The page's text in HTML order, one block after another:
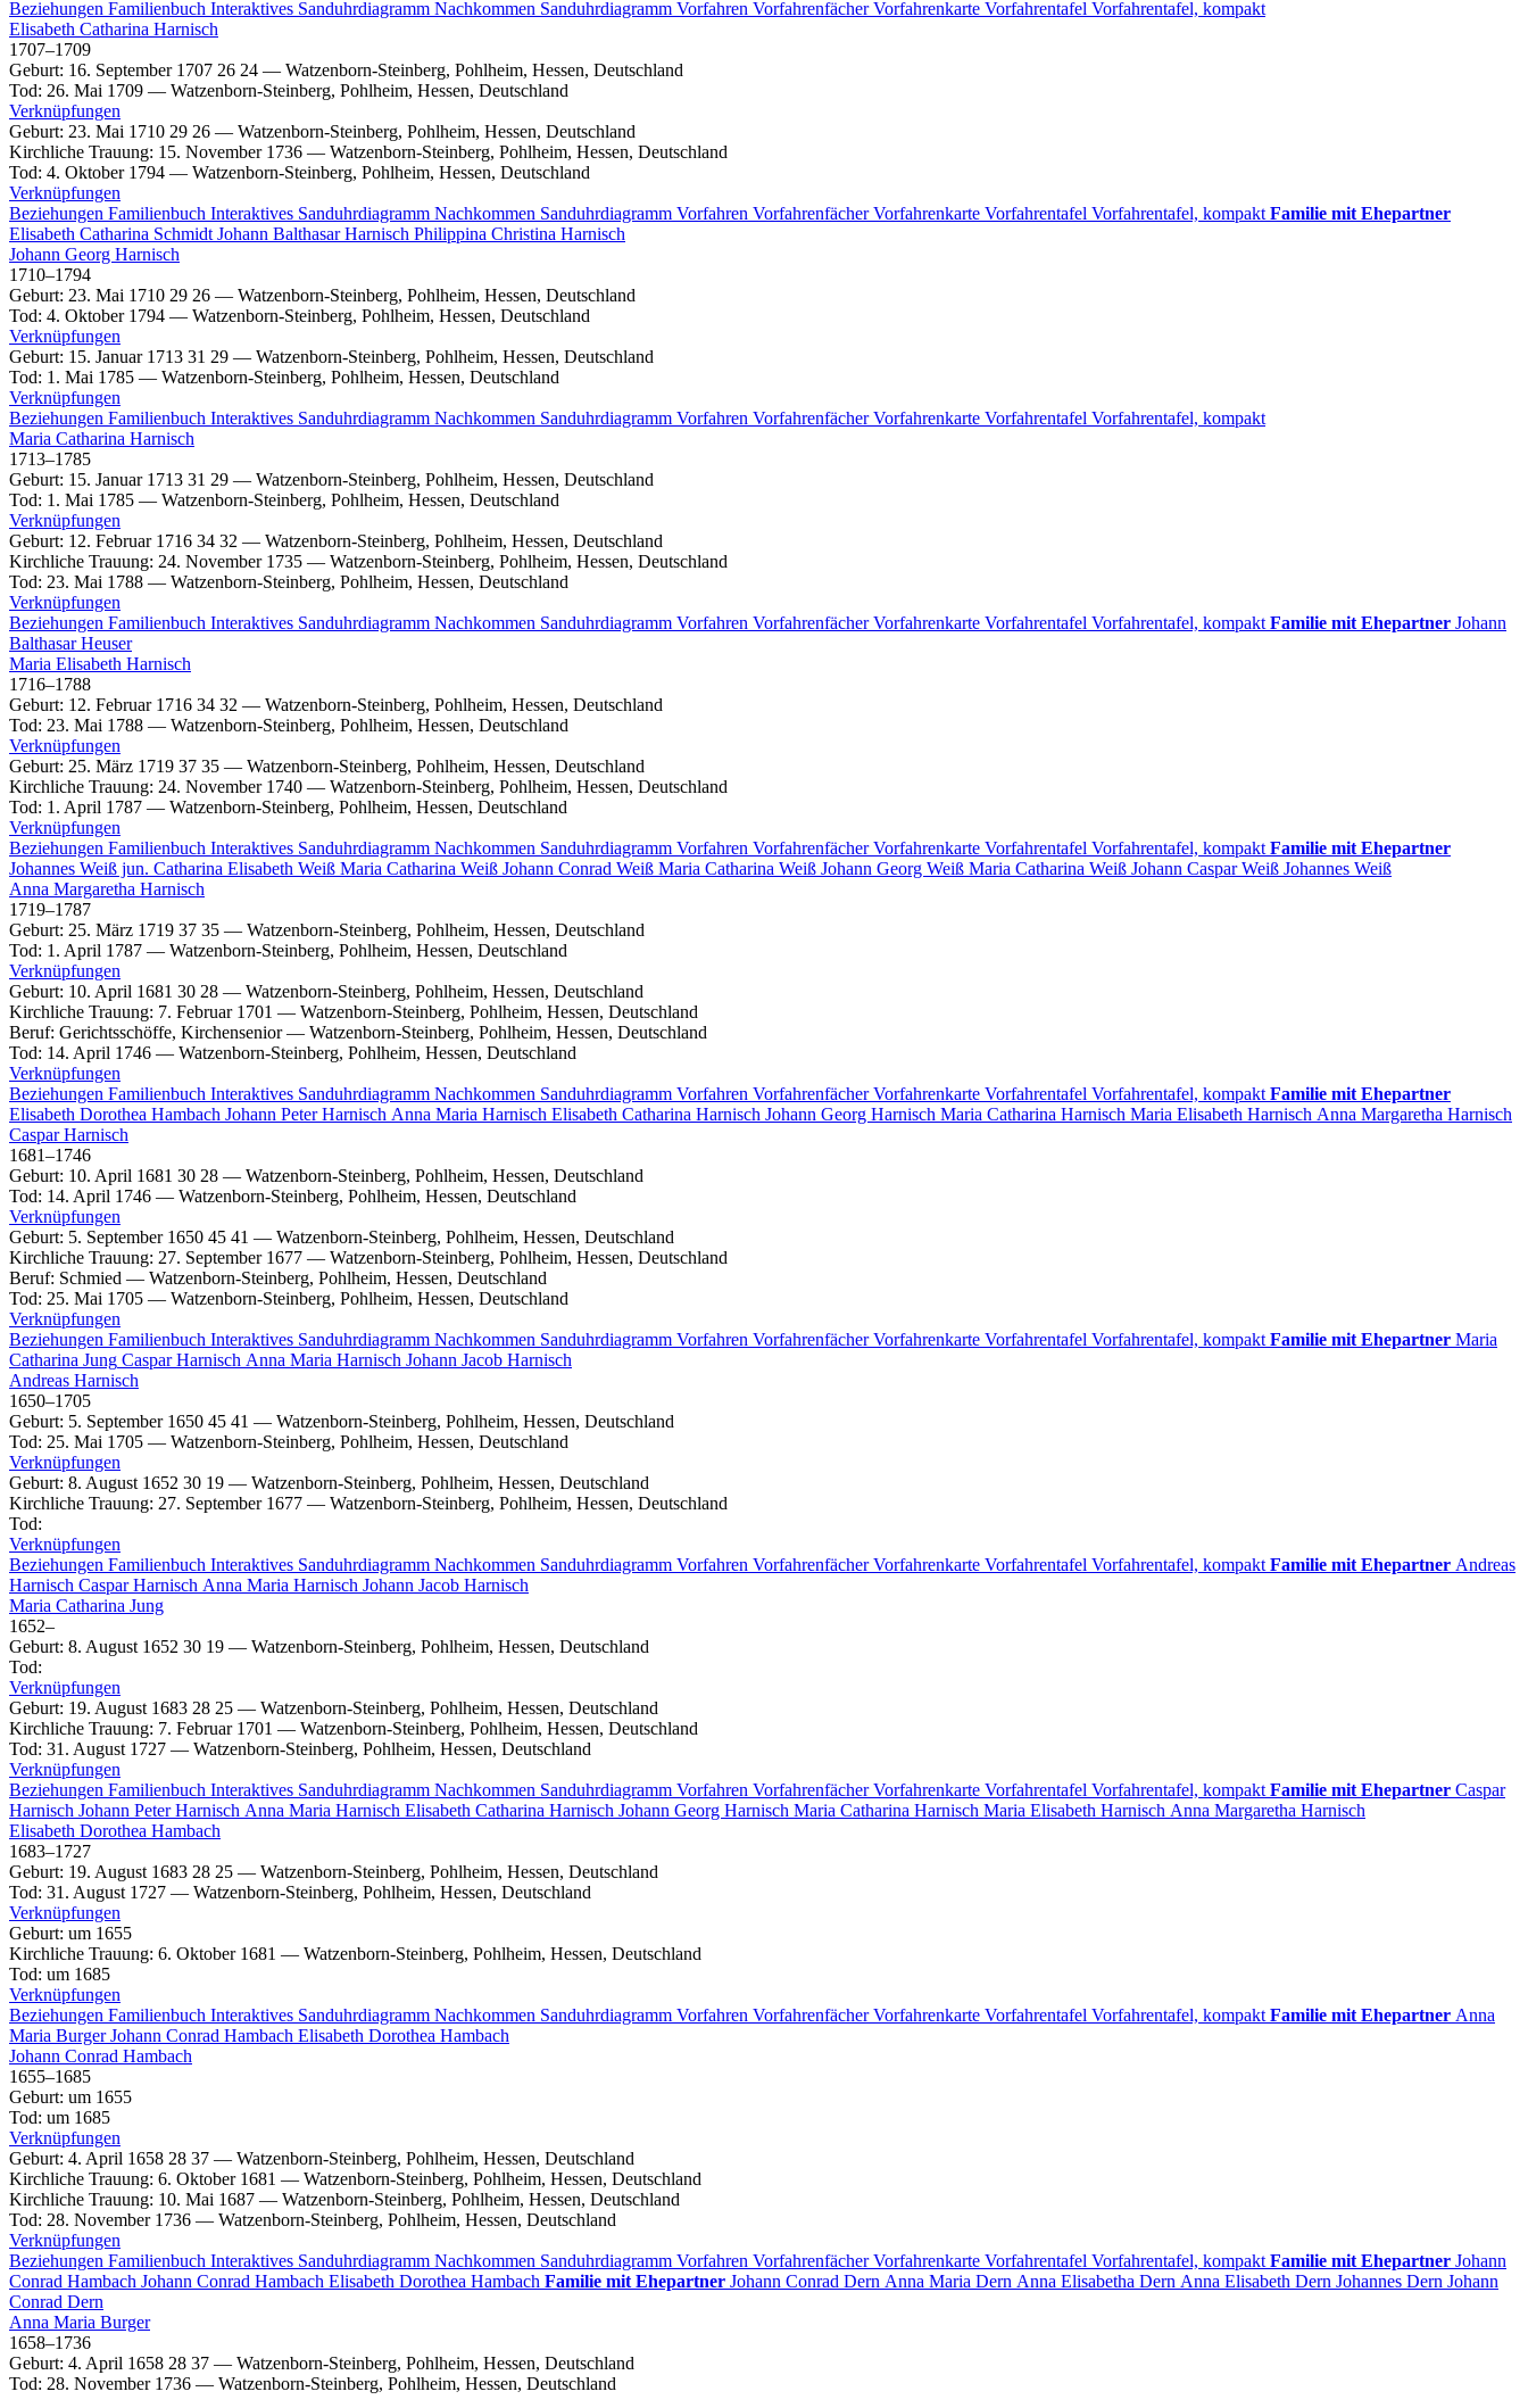
Beziehungen Familienbuch Interaktives Sanduhrdiagramm Nachkommen Sanduhrdiagramm Vorfahren VorfahrenfächerVorfahrenkarte Vorfahrentafel Vorfahrentafel, kompakt
Elisabeth Catharina Harnisch
1707–1709
Geburt: 16. September 1707 26 24 — Watzenborn-Steinberg, Pohlheim, Hessen, Deutschland
Tod: 26. Mai 1709 — Watzenborn-Steinberg, Pohlheim, Hessen, Deutschland
Verknüpfungen
Geburt: 23. Mai 1710 29 26 — Watzenborn-Steinberg, Pohlheim, Hessen, Deutschland
Kirchliche Trauung: 15. November 1736 — Watzenborn-Steinberg, Pohlheim, Hessen, Deutschland
Tod: 4. Oktober 1794 — Watzenborn-Steinberg, Pohlheim, Hessen, Deutschland
Verknüpfungen
Beziehungen Familienbuch Interaktives Sanduhrdiagramm Nachkommen Sanduhrdiagramm Vorfahren VorfahrenfächerVorfahrenkarte Vorfahrentafel Vorfahrentafel, kompakt Familie mit Ehepartner
Elisabeth Catharina Schmidt Johann BalthasarHarnisch Philippina Christina Harnisch
Johann Georg Harnisch
1710–1794
Geburt: 23. Mai 1710 29 26 — Watzenborn-Steinberg, Pohlheim, Hessen, Deutschland
Tod: 4. Oktober 1794 — Watzenborn-Steinberg, Pohlheim, Hessen, Deutschland
Verknüpfungen
Geburt: 15. Januar 1713 31 29 — Watzenborn-Steinberg, Pohlheim, Hessen, Deutschland
Tod: 1. Mai 1785 — Watzenborn-Steinberg, Pohlheim, Hessen, Deutschland
Verknüpfungen
Beziehungen Familienbuch Interaktives Sanduhrdiagramm Nachkommen Sanduhrdiagramm Vorfahren VorfahrenfächerVorfahrenkarte Vorfahrentafel Vorfahrentafel, kompakt
Maria Catharina Harnisch
1713–1785
Geburt: 15. Januar 1713 31 29 — Watzenborn-Steinberg, Pohlheim, Hessen, Deutschland
Tod: 1. Mai 1785 — Watzenborn-Steinberg, Pohlheim, Hessen, Deutschland
Verknüpfungen
Geburt: 12. Februar 1716 34 32 — Watzenborn-Steinberg, Pohlheim, Hessen, Deutschland
Kirchliche Trauung: 24. November 1735 — Watzenborn-Steinberg, Pohlheim, Hessen, Deutschland
Tod: 23. Mai 1788 — Watzenborn-Steinberg, Pohlheim, Hessen, Deutschland
Verknüpfungen
Beziehungen Familienbuch Interaktives Sanduhrdiagramm Nachkommen Sanduhrdiagramm Vorfahren VorfahrenfächerVorfahrenkarte Vorfahrentafel Vorfahrentafel, kompakt Familie mit Ehepartner Johann
BalthasarHeuser
Maria Elisabeth Harnisch
1716–1788
Geburt: 12. Februar 1716 34 32 — Watzenborn-Steinberg, Pohlheim, Hessen, Deutschland
Tod: 23. Mai 1788 — Watzenborn-Steinberg, Pohlheim, Hessen, Deutschland
Verknüpfungen
Geburt: 25. März 1719 37 35 — Watzenborn-Steinberg, Pohlheim, Hessen, Deutschland
Kirchliche Trauung: 24. November 1740 — Watzenborn-Steinberg, Pohlheim, Hessen, Deutschland
Tod: 1. April 1787 — Watzenborn-Steinberg, Pohlheim, Hessen, Deutschland
Verknüpfungen
Beziehungen Familienbuch Interaktives Sanduhrdiagramm Nachkommen Sanduhrdiagramm Vorfahren VorfahrenfächerVorfahrenkarte Vorfahrentafel Vorfahrentafel, kompakt Familie mit Ehepartner
Johannes Weiß jun. Catharina Elisabeth Weiß Maria Catharina Weiß Johann Conrad Weiß Maria Catharina Weiß Johann Georg Weiß Maria Catharina Weiß Johann CasparWeiß Johannes Weiß
Anna Margaretha Harnisch
1719–1787
Geburt: 25. März 1719 37 35 — Watzenborn-Steinberg, Pohlheim, Hessen, Deutschland
Tod: 1. April 1787 — Watzenborn-Steinberg, Pohlheim, Hessen, Deutschland
Verknüpfungen
Geburt: 10. April 1681 30 28 — Watzenborn-Steinberg, Pohlheim, Hessen, Deutschland
Kirchliche Trauung: 7. Februar 1701 — Watzenborn-Steinberg, Pohlheim, Hessen, Deutschland
Beruf: Gerichtsschöffe, Kirchensenior— Watzenborn-Steinberg, Pohlheim, Hessen, Deutschland
Tod: 14. April 1746 — Watzenborn-Steinberg, Pohlheim, Hessen, Deutschland
Verknüpfungen
Beziehungen Familienbuch Interaktives Sanduhrdiagramm Nachkommen Sanduhrdiagramm Vorfahren VorfahrenfächerVorfahrenkarte Vorfahrentafel Vorfahrentafel, kompakt Familie mit Ehepartner
Elisabeth Dorothea Hambach Johann PeterHarnisch Anna Maria Harnisch Elisabeth Catharina Harnisch Johann Georg Harnisch Maria Catharina Harnisch Maria Elisabeth Harnisch Anna Margaretha Harnisch
CasparHarnisch
1681–1746
Geburt: 10. April 1681 30 28 — Watzenborn-Steinberg, Pohlheim, Hessen, Deutschland
Tod: 14. April 1746 — Watzenborn-Steinberg, Pohlheim, Hessen, Deutschland
Verknüpfungen
Geburt: 5. September 1650 45 41 — Watzenborn-Steinberg, Pohlheim, Hessen, Deutschland
Kirchliche Trauung: 27. September 1677 — Watzenborn-Steinberg, Pohlheim, Hessen, Deutschland
Beruf: Schmied — Watzenborn-Steinberg, Pohlheim, Hessen, Deutschland
Tod: 25. Mai 1705 — Watzenborn-Steinberg, Pohlheim, Hessen, Deutschland
Verknüpfungen
Beziehungen Familienbuch Interaktives Sanduhrdiagramm Nachkommen Sanduhrdiagramm Vorfahren VorfahrenfächerVorfahrenkarte Vorfahrentafel Vorfahrentafel, kompakt Familie mit Ehepartner Maria
Catharina Jung CasparHarnisch Anna Maria Harnisch Johann Jacob Harnisch
Andreas Harnisch
1650–1705
Geburt: 5. September 1650 45 41 — Watzenborn-Steinberg, Pohlheim, Hessen, Deutschland
Tod: 25. Mai 1705 — Watzenborn-Steinberg, Pohlheim, Hessen, Deutschland
Verknüpfungen
Geburt: 8. August 1652 30 19 — Watzenborn-Steinberg, Pohlheim, Hessen, Deutschland
Kirchliche Trauung: 27. September 1677 — Watzenborn-Steinberg, Pohlheim, Hessen, Deutschland
Tod:
Verknüpfungen
Beziehungen Familienbuch Interaktives Sanduhrdiagramm Nachkommen Sanduhrdiagramm Vorfahren VorfahrenfächerVorfahrenkarte Vorfahrentafel Vorfahrentafel, kompakt Familie mit Ehepartner Andreas
Harnisch CasparHarnisch Anna Maria Harnisch Johann Jacob Harnisch
Maria Catharina Jung
1652–
Geburt: 8. August 1652 30 19 — Watzenborn-Steinberg, Pohlheim, Hessen, Deutschland
Tod:
Verknüpfungen
Geburt: 19. August 1683 28 25 — Watzenborn-Steinberg, Pohlheim, Hessen, Deutschland
Kirchliche Trauung: 7. Februar 1701 — Watzenborn-Steinberg, Pohlheim, Hessen, Deutschland
Tod: 31. August 1727 — Watzenborn-Steinberg, Pohlheim, Hessen, Deutschland
Verknüpfungen
Beziehungen Familienbuch Interaktives Sanduhrdiagramm Nachkommen Sanduhrdiagramm Vorfahren VorfahrenfächerVorfahrenkarte Vorfahrentafel Vorfahrentafel, kompakt Familie mit Ehepartner Caspar
Harnisch Johann PeterHarnisch Anna Maria Harnisch Elisabeth Catharina Harnisch Johann Georg Harnisch Maria Catharina Harnisch Maria Elisabeth Harnisch Anna Margaretha Harnisch
Elisabeth Dorothea Hambach
1683–1727
Geburt: 19. August 1683 28 25 — Watzenborn-Steinberg, Pohlheim, Hessen, Deutschland
Tod: 31. August 1727 — Watzenborn-Steinberg, Pohlheim, Hessen, Deutschland
Verknüpfungen
Geburt: um 1655
Kirchliche Trauung: 6. Oktober 1681 — Watzenborn-Steinberg, Pohlheim, Hessen, Deutschland
Tod: um 1685
Verknüpfungen
Beziehungen Familienbuch Interaktives Sanduhrdiagramm Nachkommen Sanduhrdiagramm Vorfahren VorfahrenfächerVorfahrenkarte Vorfahrentafel Vorfahrentafel, kompakt Familie mit Ehepartner Anna
Maria Burger Johann Conrad Hambach Elisabeth Dorothea Hambach
Johann Conrad Hambach
1655–1685
Geburt: um 1655
Tod: um 1685
Verknüpfungen
Geburt: 4. April 1658 28 37 — Watzenborn-Steinberg, Pohlheim, Hessen, Deutschland
Kirchliche Trauung: 6. Oktober 1681 — Watzenborn-Steinberg, Pohlheim, Hessen, Deutschland
Kirchliche Trauung: 10. Mai 1687 — Watzenborn-Steinberg, Pohlheim, Hessen, Deutschland
Tod: 28. November 1736 — Watzenborn-Steinberg, Pohlheim, Hessen, Deutschland
Verknüpfungen
Beziehungen Familienbuch Interaktives Sanduhrdiagramm Nachkommen Sanduhrdiagramm Vorfahren VorfahrenfächerVorfahrenkarte Vorfahrentafel Vorfahrentafel, kompakt Familie mit Ehepartner Johann
Conrad Hambach Johann Conrad Hambach Elisabeth Dorothea Hambach Familie mit Ehepartner Johann Conrad Dern Anna Maria Dern Anna Elisabetha Dern Anna Elisabeth Dern Johannes Dern Johann
Conrad Dern
Anna Maria Burger
1658–1736
Geburt: 4. April 1658 28 37 — Watzenborn-Steinberg, Pohlheim, Hessen, Deutschland
Tod: 28. November 1736 — Watzenborn-Steinberg, Pohlheim, Hessen, Deutschland